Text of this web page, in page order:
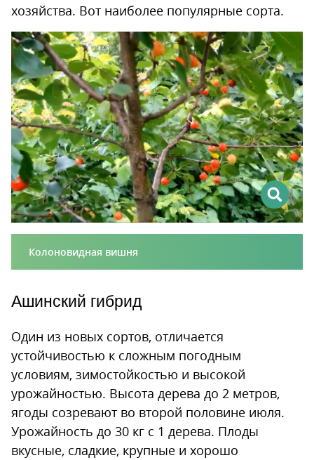
хозяйства. Вот наиболее популярные сорта.
Колоновидная вишня
Ашинский гибрид
Один из новых сортов, отличается
устойчивостью к сложным погодным
условиям, зимостойкостью и высокой
урожайностью. Высота дерева до 2 метров,
ягоды созревают во второй половине июля.
Урожайность до 30 кг с 1 дерева. Плоды
вкусные, сладкие, крупные и хорошо